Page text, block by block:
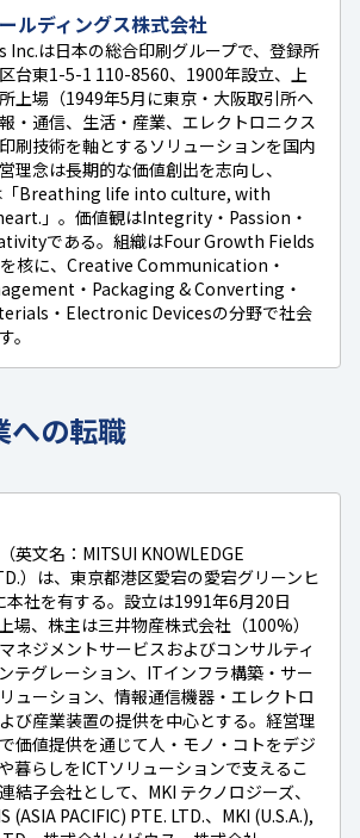
ルディングス株式会社
Inc.は日本の総合印刷グループで、登録所
台東1-5-1 110-8560、1900年設立、上
上場（1949年5月に東京・大阪取引所へ
・通信、生活・産業、エレクトロニクス
刷技術を軸とするソリューションを国内
理念は長期的な価値創出を志向し、
「Breathing life into culture, with
」。価値観はIntegrity・Passion・
である。組織はFour Growth Fields
核に、Creative Communication・
・Packaging & Converting・
・Electronic Devicesの分野で社会
。
への転職
英文名：MITSUI KNOWLEDGE
）は、東京都港区愛宕の愛宕グリーンヒ
本社を有する。設立は1991年6月20日
場、株主は三井物産株式会社（100%）
ネジメントサービスおよびコンサルティ
テグレーション、ITインフラ構築・サー
ューション、情報通信機器・エレクトロ
び産業装置の提供を中心とする。経営理
価値提供を通じて人・モノ・コトをデジ
暮らしをICTソリューションで支えるこ
結子会社として、MKI テクノロジーズ、
(ASIA PACIFIC) PTE. LTD.、MKI (U.S.A.),